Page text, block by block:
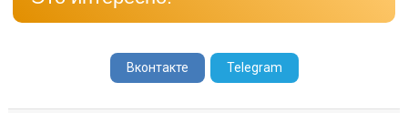
Вконтакте Telegram